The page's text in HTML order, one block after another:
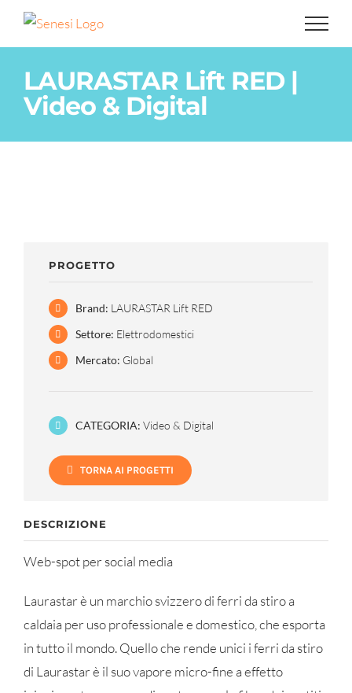
Salta
LAURASTAR Lift RED |
Video & Digital
PROGETTO
Brand: LAURASTAR Lift RED
Settore: Elettrodomestici
Mercato: Global
CATEGORIA: Video & Digital
TORNA AI PROGETTI
DESCRIZIONE
Web-spot per social media
Laurastar è un marchio svizzero di ferri da stiro a
caldaia per uso professionale e domestico, che esporta
in tutto il mondo. Quello che rende unici i ferri da stiro
di Laurastar è il suo vapore micro-fine a effetto